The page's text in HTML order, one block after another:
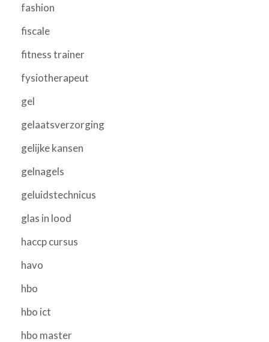
fashion
fiscale
fitness trainer
fysiotherapeut
gel
gelaatsverzorging
gelijke kansen
gelnagels
geluidstechnicus
glas in lood
haccp cursus
havo
hbo
hbo ict
hbo master